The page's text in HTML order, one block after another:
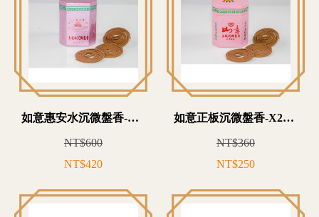
如意惠安水沉微盤香-X22T0800
NT$600
NT$420
如意正板沉微盤香-X21T0360
NT$360
NT$250